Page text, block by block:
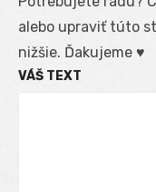
alebo upraviť túto
nižšie. Ďakujeme ♥
VÁŠ TEXT